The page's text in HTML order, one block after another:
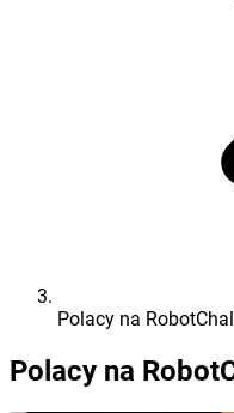
Polacy na
Polacy na